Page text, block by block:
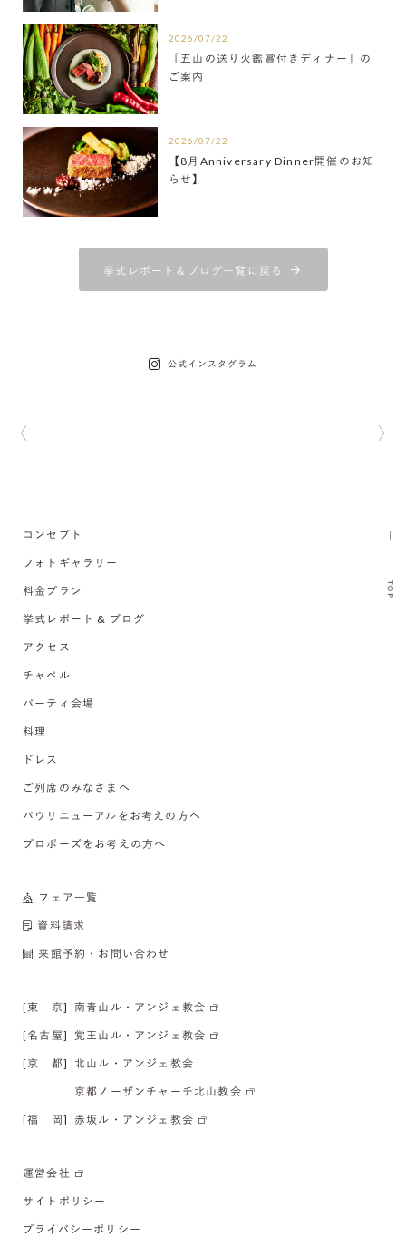
2026/07/22
「五山の送り火鑑賞付きディナー」の
ご案内
2026/07/22
【8月Anniversary Dinner開催のお知
らせ】
挙式レポート＆ブログ一覧に戻る
公式インスタグラム
TOP
コンセプト
フォトギャラリー
料金プラン
挙式レポート & ブログ
アクセス
チャペル
パーティ会場
料理
ドレス
ご列席のみなさまへ
バウリニューアルをお考えの方へ
プロポーズをお考えの方へ
フェア一覧
資料請求
来館予約・お問い合わせ
[東 京] 南青山ル・アンジェ教会
[名古屋] 覚王山ル・アンジェ教会
[京 都] 北山ル・アンジェ教会
京都ノーザンチャーチ北山教会
[福 岡] 赤坂ル・アンジェ教会
運営会社
サイトポリシー
プライバシーポリシー